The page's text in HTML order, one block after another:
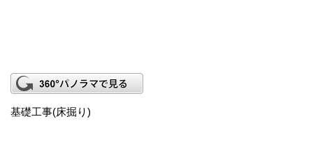
基礎工事(床掘り)